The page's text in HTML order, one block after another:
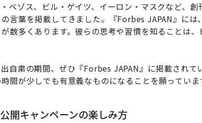
ベゾス、ビル・ゲイツ、イーロン・マスクなど、
言葉を掲載してきました。『Forbes JAPAN』には
数多くあります。彼らの思考や習慣を知ることは、
自粛の期間、ぜひ『Forbes JAPAN』に掲載されて
間が少しでも有意義なものになることを願っていま
開キャンペーンの楽しみ方